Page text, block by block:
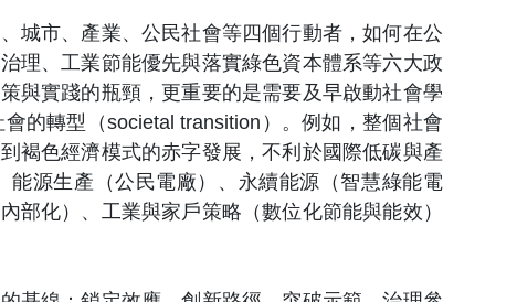
市、產業、公民社會等四個行動者，如何在公
理、工業節能優先與落實綠色資本體系等六大政
與實踐的瓶頸，更重要的是需要及早啟動社會學
的轉型（societal transition）。例如，整個社會
褐色經濟模式的赤字發展，不利於國際低碳與產
源生產（公民電廠）、永續能源（智慧綠能電
部化）、工業與家戶策略（數位化節能與能效）